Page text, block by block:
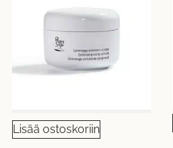
Lisää ostoskoriin